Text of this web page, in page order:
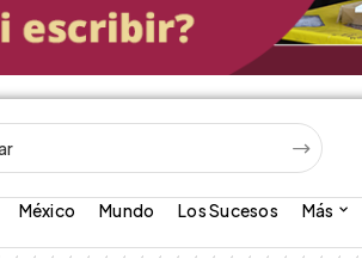
México Mundo Los Sucesos Más